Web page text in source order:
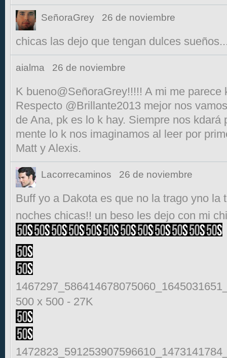
SeñoraGrey 26 de noviembre
chicas las dejo que tengan dulces
aialma 26 de noviembre
K bueno@SeñoraGrey!!!!! A mi me parece
Respecto @Brillante2013 mejor nos
de Ana, pk es lo k hay. Siempre nos kdará
mente lo k nos imaginamos al leer por
Matt y Alexis.
Lacorrecaminos 26 de noviembre
Buff yo a Dakota es que no la trago yno la
noches chicas!! un beso les dejo con mi
500 x 500 - 27K